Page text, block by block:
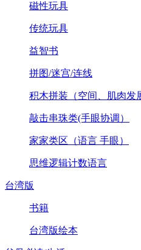
磁性玩具
传统玩具
益智书
拼图/迷宫/连线
积木拼装（空间、肌肉发
敲击串珠类(手眼协调）
家家类区（语言 手眼）
思维逻辑计数语言
台湾版
书籍
台湾版绘本